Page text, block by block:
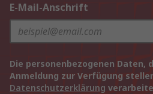
E-Mail-Anschrift
Die personenbezogenen Daten,
Anmeldung zur Verfügung
Datenschutzerklärung